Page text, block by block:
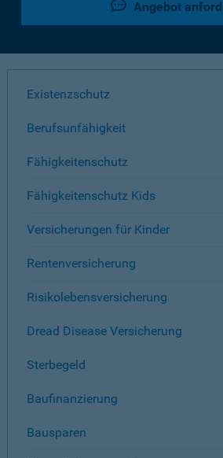
Angebot
Existenzschutz
Berufsunfähigkeit
Fähigkeitenschutz
Fähigkeitenschutz Kids
Versicherungen für Kinder
Rentenversicherung
Risikolebensversicherung
Dread Disease Versicherung
Sterbegeld
Baufinanzierung
Bausparen